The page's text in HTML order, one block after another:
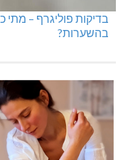
בדיקות פוליגרף